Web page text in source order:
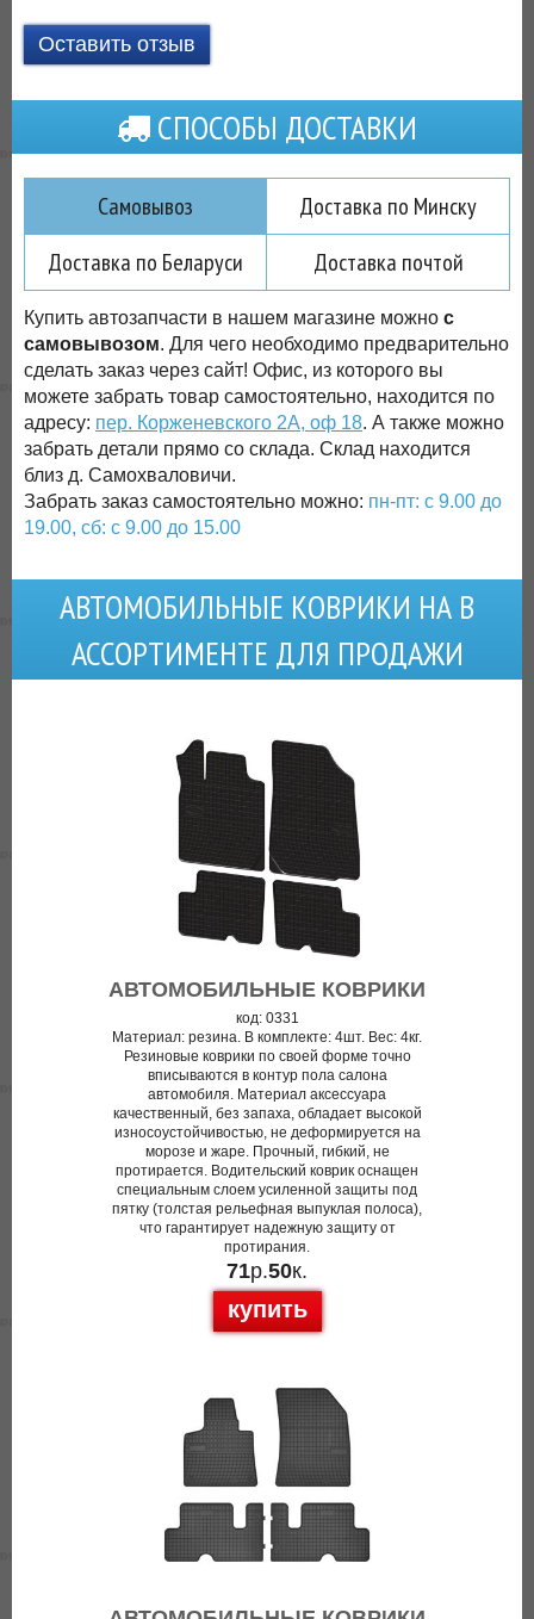
Оставить отзыв
СПОСОБЫ ДОСТАВКИ
Самовывоз
Доставка по Минску
Доставка по Беларуси
Доставка почтой
Купить автозапчасти в нашем магазине можно с
самовывозом. Для чего необходимо предварительно
сделать заказ через сайт! Офис, из которого вы
можете забрать товар самостоятельно, находится по
адресу: пер. Корженевского 2А, оф 18. А также можно
забрать детали прямо со склада. Склад находится
близ д. Самохваловичи.
Забрать заказ самостоятельно можно: пн-пт: с 9.00 до
19.00, сб: с 9.00 до 15.00
АВТОМОБИЛЬНЫЕ КОВРИКИ НА В
АССОРТИМЕНТЕ ДЛЯ ПРОДАЖИ
АВТОМОБИЛЬНЫЕ КОВРИКИ
код: 0331
Материал: резина. В комплекте: 4шт. Вес: 4кг.
Резиновые коврики по своей форме точно
вписываются в контур пола салона
автомобиля. Материал аксессуара
качественный, без запаха, обладает высокой
износоустойчивостью, не деформируется на
морозе и жаре. Прочный, гибкий, не
протирается. Водительский коврик оснащен
специальным слоем усиленной защиты под
пятку (толстая рельефная выпуклая полоса),
что гарантирует надежную защиту от
протирания.
71р.50к.
купить